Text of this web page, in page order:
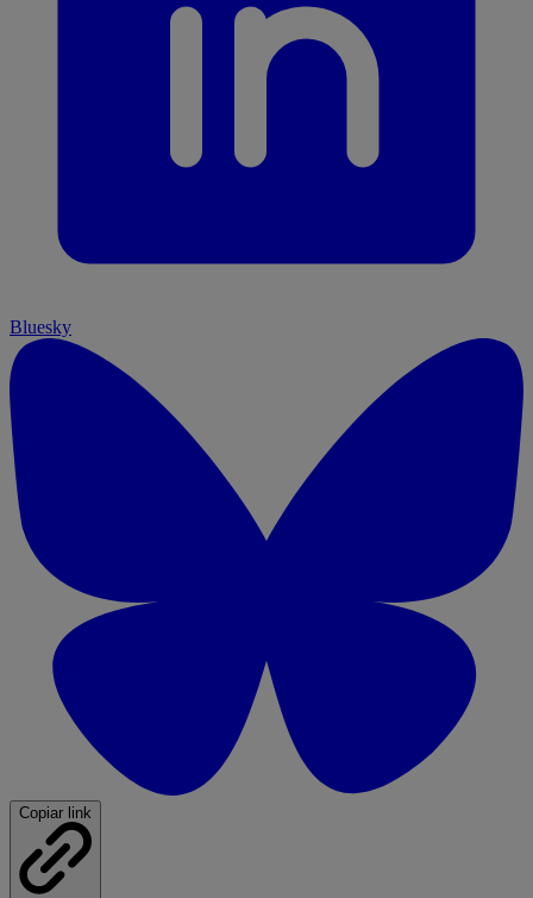
Bluesky
Copiar link